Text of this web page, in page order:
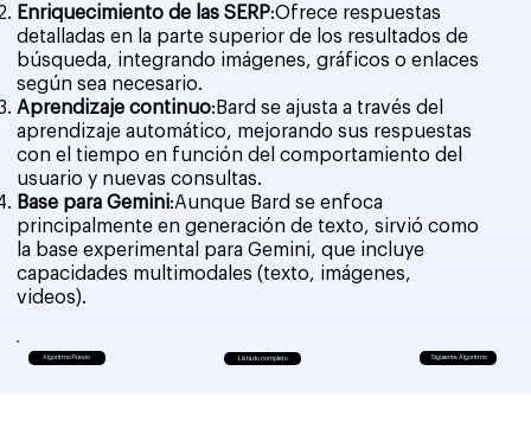
Algoritmo Previo Listado completo Siguiente Algoritmo
Enriquecimiento de las SERP:Ofrece respuestas
detalladas en la parte superior de los resultados de
búsqueda, integrando imágenes, gráficos o enlaces
según sea necesario.
Aprendizaje continuo:Bard se ajusta a través del
aprendizaje automático, mejorando sus respuestas
con el tiempo en función del comportamiento del
usuario y nuevas consultas.
Base para Gemini:Aunque Bard se enfoca
principalmente en generación de texto, sirvió como
la base experimental para Gemini, que incluye
capacidades multimodales (texto, imágenes,
videos).